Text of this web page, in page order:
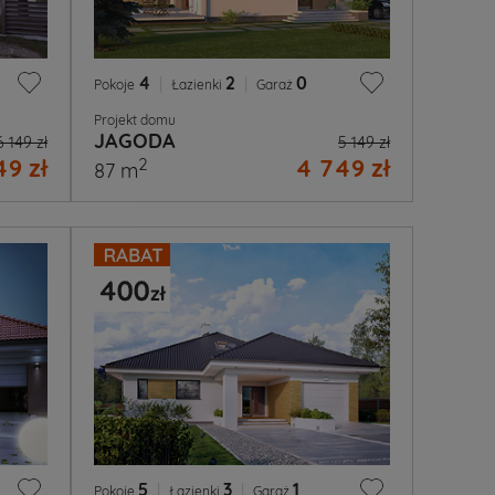
149 zł
zł
Pokoje 4 Łazienki 2 Garaż 0
Projekt domu
JAGODA 5 149 zł
4 749 zł
87 m2
Pokoje 5 Łazienki 3 Garaż 1